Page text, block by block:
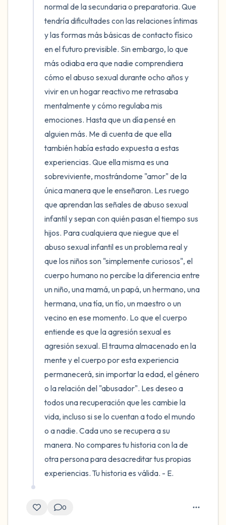
normal de la secundaria o preparatoria. Que
tendría dificultades con las relaciones íntimas
y las formas más básicas de contacto físico
en el futuro previsible. Sin embargo, lo que
más odiaba era que nadie comprendiera
cómo el abuso sexual durante ocho años y
vivir en un hogar reactivo me retrasaba
mentalmente y cómo regulaba mis
emociones. Hasta que un día pensé en
alguien más. Me di cuenta de que ella
también había estado expuesta a estas
experiencias. Que ella misma es una
sobreviviente, mostrándome "amor" de la
única manera que le enseñaron. Les ruego
que aprendan las señales de abuso sexual
infantil y sepan con quién pasan el tiempo sus
hijos. Para cualquiera que niegue que el
abuso sexual infantil es un problema real y
que los niños son "simplemente curiosos", el
cuerpo humano no percibe la diferencia entre
un niño, una mamá, un papá, un hermano, una
hermana, una tía, un tío, un maestro o un
vecino en ese momento. Lo que el cuerpo
entiende es que la agresión sexual es
agresión sexual. El trauma almacenado en la
mente y el cuerpo por esta experiencia
permanecerá, sin importar la edad, el género
o la relación del "abusador". Les deseo a
todos una recuperación que les cambie la
vida, incluso si se lo cuentan a todo el mundo
o a nadie. Cada uno se recupera a su
manera. No compares tu historia con la de
otra persona para desacreditar tus propias
experiencias. Tu historia es válida. - E.
0